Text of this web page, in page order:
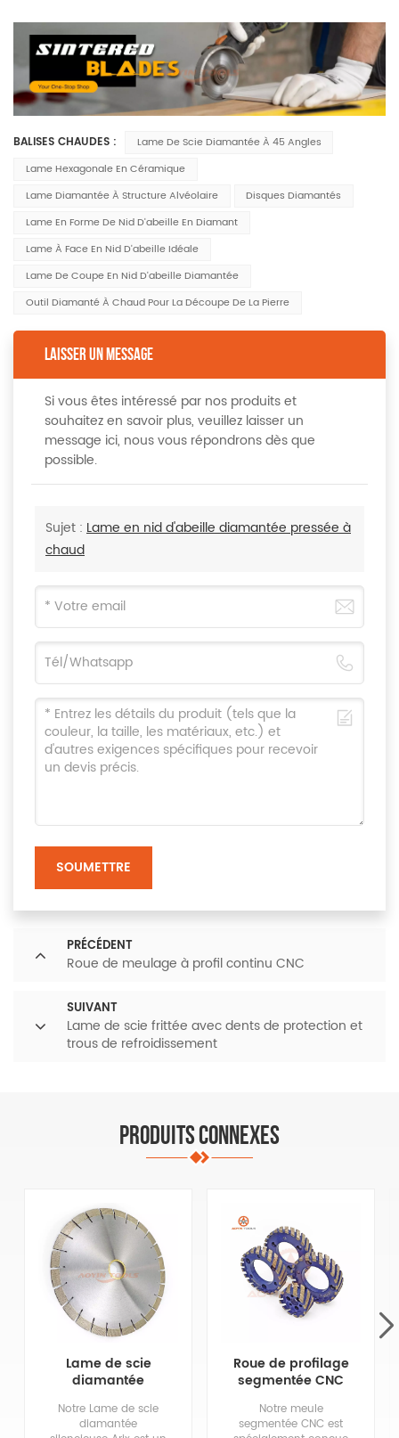
BALISES CHAUDES :
Lame De Scie Diamantée À 45 Angles
Lame Hexagonale En Céramique
Lame Diamantée À Structure Alvéolaire
Disques Diamantés
Lame En Forme De Nid D'abeille En Diamant
Lame À Face En Nid D'abeille Idéale
Lame De Coupe En Nid D'abeille Diamantée
Outil Diamanté À Chaud Pour La Découpe De La Pierre
LAISSER UN MESSAGE
Si vous êtes intéressé par nos produits et
souhaitez en savoir plus, veuillez laisser un
message ici, nous vous répondrons dès que
possible.
Sujet : Lame en nid d'abeille diamantée pressée à
chaud
SOUMETTRE
PRÉCÉDENT
Roue de meulage à profil continu CNC
SUIVANT
Lame de scie frittée avec dents de protection et
trous de refroidissement
PRODUITS CONNEXES
Lame de scie
diamantée
pour granit,
quartz, marbre,
Notre Lame de scie
diamantée
Roue de profilage
segmentée CNC
Notre meule
segmentée CNC est